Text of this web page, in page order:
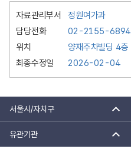
(
준
공
연
)
안
내
자료관리부서
정원여가과
담당전화
02-2155-6894
위치
양재주차빌딩 4층
최종수정일
2026-02-04
서울시/자치구
유관기관